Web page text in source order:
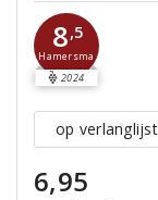
8,5
Hamersma
2024
op verlanglijst
6,95